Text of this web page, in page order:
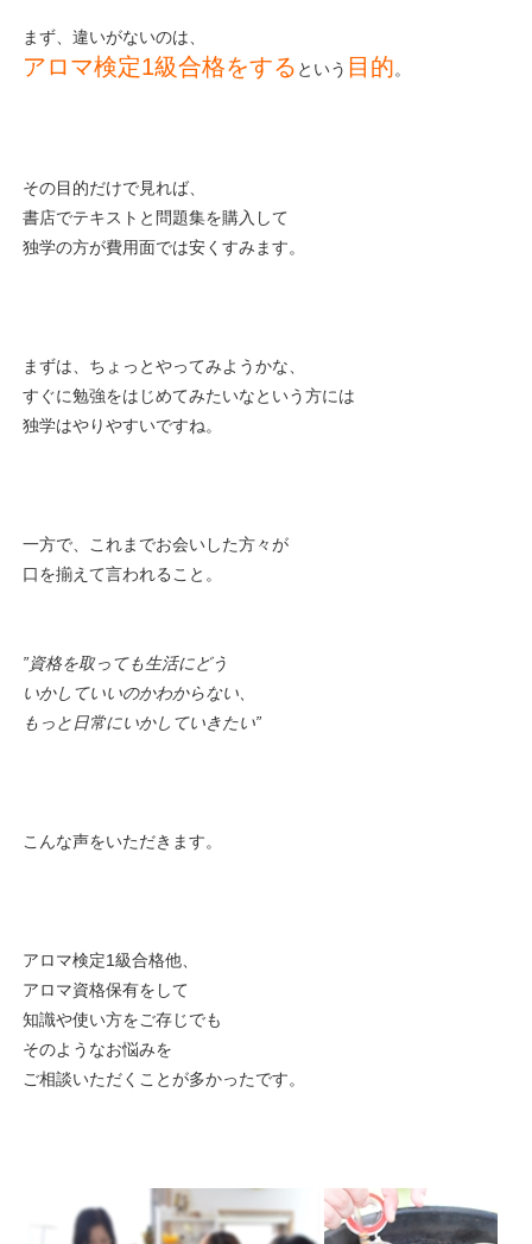
まず、違いがないのは、
アロマ検定1級合格をする という 目的。
その目的だけで見れば、
書店でテキストと問題集を購入して
独学の方が費用面では安くすみます。
まずは、ちょっとやってみようかな、
すぐに勉強をはじめてみたいなという方には
独学はやりやすいですね。
一方で、これまでお会いした方々が
口を揃えて言われること。
”資格を取っても生活にどう
いかしていいのかわからない、
もっと日常にいかしていきたい”
こんな声をいただきます。
アロマ検定1級合格他、
アロマ資格保有をして
知識や使い方をご存じでも
そのようなお悩みを
ご相談いただくことが多かったです。